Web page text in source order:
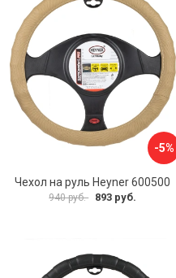
-5%
Чехол на руль Heyner 600500
940 руб. 893 руб.